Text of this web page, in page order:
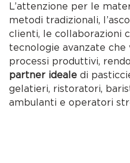
L’attenzione per le
metodi tradizionali,
clienti, le collaborazioni
tecnologie avanzate
processi produttivi,
partner ideale di
gelatieri, ristoratori,
ambulanti e operatori